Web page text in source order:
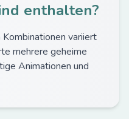
enthalten?
variiert
mehrere geheime
Animationen und